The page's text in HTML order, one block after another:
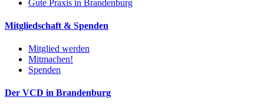
Gute Praxis in Brandenburg
Mitgliedschaft & Spenden
Mitglied werden
Mitmachen!
Spenden
Der VCD in Brandenburg